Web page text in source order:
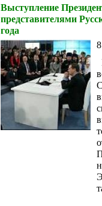
Выступление
представителями
года